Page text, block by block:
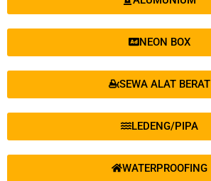
NEON BOX
SEWA ALAT BERAT
LEDENG/PIPA
WATERPROOFING